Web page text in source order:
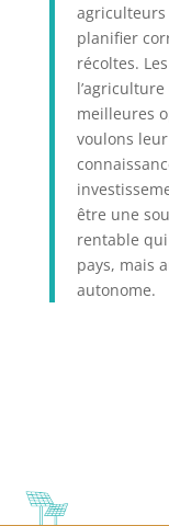
agriculteurs
planifier
récoltes.
meilleures
voulons
être une
rentable
pays, mais
autonome.